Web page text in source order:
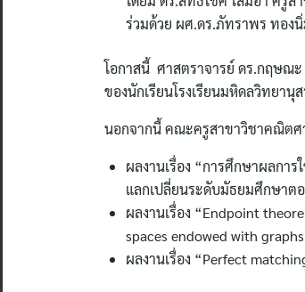
ร่วมด้วย ผศ.ดร.ภัทราพร ทอง
โอกาสนี้ ศาสตราจารย์ ดร.กฤษณ
ของนักเรียนโรงเรียนมหิดลวิทยานุ
นอกจากนี้ คณะครูสาขาวิชาคณิตศ
ผลงานเรื่อง “การศึกษาผลกา
แลกเปลี่ยนระดับมัธยมศึกษาต
ผลงานเรื่อง “Endpoint
spaces endowed with
ผลงานเรื่อง “Perfect